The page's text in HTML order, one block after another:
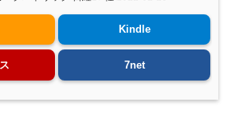
Kindle
7net